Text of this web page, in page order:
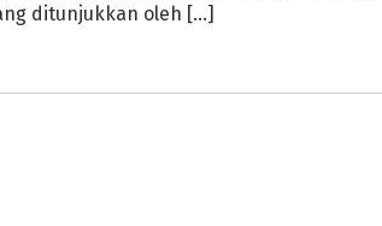
ditunjukkan oleh […]